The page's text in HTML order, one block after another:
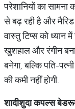
परेशानियों का सामना
से बढ़ रही है और
वास्तु टिप्स को ध्यान
खुशहाल और रंगीन बना
बनेगा, बल्कि पति-
की कमी नहीं होगी.
शादीशुदा कपल्स